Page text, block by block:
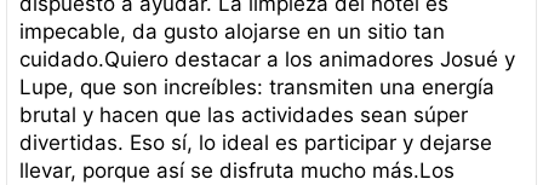
impecable, da gusto alojarse en un sitio tan
cuidado.Quiero destacar a los animadores Josué y
Lupe, que son increíbles: transmiten una energía
brutal y hacen que las actividades sean súper
divertidas. Eso sí, lo ideal es participar y dejarse
llevar, porque así se disfruta mucho más.Los